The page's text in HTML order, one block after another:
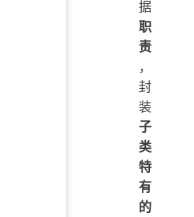
据
职
责
，
封
装
子
类
特
有
的